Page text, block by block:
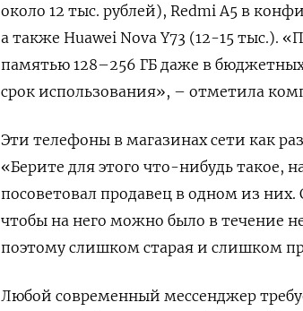
около 12 тыс. рублей), Redmi A5 в
а также Huawei Nova Y73 (12-15 тыс.).
памятью 128–256 ГБ даже в
срок использования», – отметила
Эти телефоны в магазинах сети как
«Берите для этого что-нибудь такое,
посоветовал продавец в одном из
чтобы на него можно было в течение
поэтому слишком старая и слишком
Любой современный мессенджер